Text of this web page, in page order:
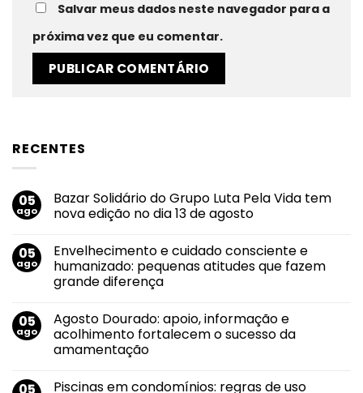
Salvar meus dados neste navegador para a
próxima vez que eu comentar.
RECENTES
05
ago
Bazar Solidário do Grupo Luta Pela Vida tem
nova edição no dia 13 de agosto
em
Bazar
Solidário
do
Grupo
Pela
Vida
tem
nova
edição
13
05
ago
Envelhecimento e cuidado consciente e
humanizado: pequenas atitudes que fazem
grande diferença
em
Envelhecimento
e
cuidado
humanizado:
05
ago
Agosto Dourado: apoio, informação e
acolhimento fortalecem o sucesso da
amamentação
em
Piscinas em condomínios: regras de uso